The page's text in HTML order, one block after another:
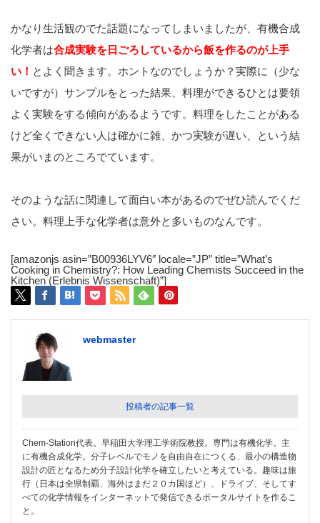
かなり生活観のでた話題になってしまいましたが、有機合成
化学者は合成実験を日ごろ しているから飯を作るのが上手
い！ とよく聞きます。ホントなのでしょうか？実際に（少な
いですが）サンプルをとった結果、料理ができるひとは要領
よく実験をする傾向があるようです。料理をしたことがある
けど全くできない人は確かに雑、かつ実験が遅い、という結
果がいまのところでています。
そのような話に関連して面白い本があるのでぜひ読んでくだ
さい。料理上手な化学者は意外と多いものなんです。
[amazonjs asin=”B00936LYV6″ locale=”JP” title=”What’s
Cooking in Chemistry?: How Leading Chemists Succeed in the
Kitchen (Erlebnis Wissenschaft)”]
webmaster
投稿者の記事一覧
Chem-Station代表。早稲田大学理工学術院教授。専門は有機化学。主
に有機合成化学。分子レベルでモノを自由自在につくる、最小の構造物
設計の匠となるため分子設計化学を確立したいと考えている。趣味は旅
行（日本は全県制覇、海外はまだ２０カ国ほど）、ドライブ、そしてす
べての化学情報をインターネットで発信できるポータルサイトを作るこ
と。